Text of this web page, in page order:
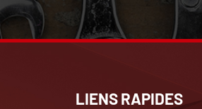
LIENS RAPIDES